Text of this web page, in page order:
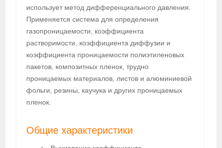
использует метод дифференциального давления.
Применяется система для определения
газопроницаемости, коэффициента
растворимости, коэффициента диффузии и
коэффициента проницаемости полиэтиленовых
пакетов, композитных пленок, трудно
проницаемых материалов, листов и алюминиевой
фольги, резины, каучука и других проницаемых
пленок.
Общие характеристики